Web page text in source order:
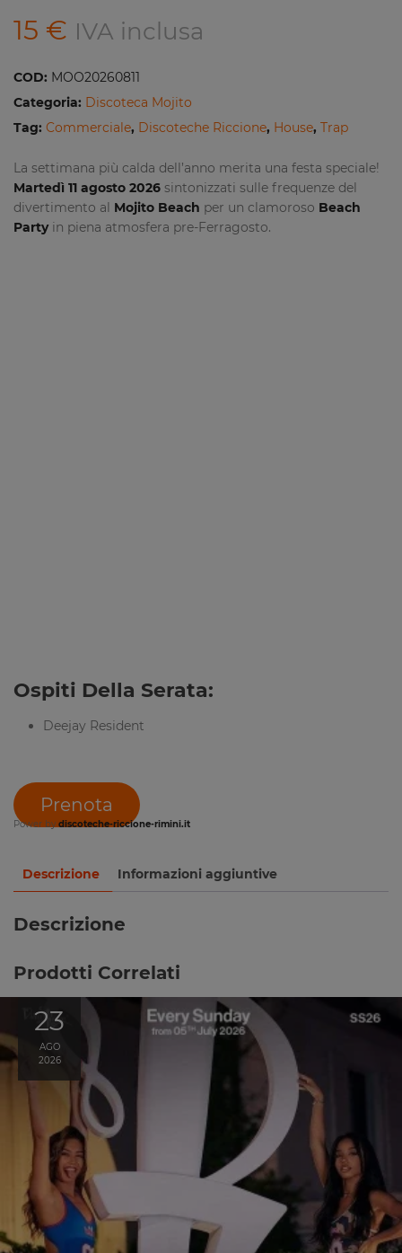
15 € IVA inclusa
COD: MOO20260811
Categoria: Discoteca Mojito
Tag: Commerciale, Discoteche Riccione, House, Trap
La settimana più calda dell’anno merita una festa speciale!
Martedì 11 agosto 2026 sintonizzati sulle frequenze del
divertimento al Mojito Beach per un clamoroso Beach
Partyin piena atmosfera pre-Ferragosto.
Ospiti Della Serata:
Deejay Resident
Prenota
Power by discoteche-riccione-rimini.it
Descrizione Informazioni aggiuntive
Descrizione
Prodotti Correlati
23
AGO
2026